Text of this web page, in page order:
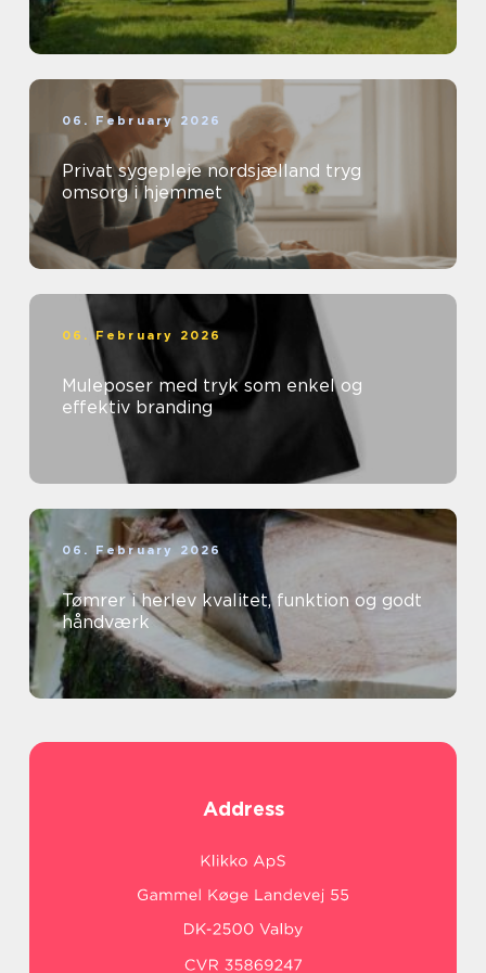
06. February 2026
Privat sygepleje nordsjælland tryg
omsorg i hjemmet
06. February 2026
Muleposer med tryk som enkel og
effektiv branding
06. February 2026
Tømrer i herlev kvalitet, funktion og godt
håndværk
Address